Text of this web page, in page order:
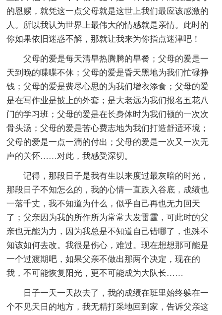
的恩赐，就凭这一点父母就是这世上我们最应该感激的
人。所以我认为世界上最伟大的情感就是亲情。此时的
你如果依旧迷惑不解，那就让我来为你指点迷津吧！
父母的爱是每天清早热腾腾的早餐；父母的爱是一
天到晚的喋喋不休；父母的爱是昏天黑地为我们忙碌挣
钱；父母的爱是费尽心思的为我们增衣添食；父母的爱
是在写作业是披上的外套；是大老远为我们报名五花八
门的学习班；父母的爱是在长身体时为我们顿的一次次
骨头汤；父母的爱是苦心费志地为我们打造舒适环境；
父母的爱是一点一滴的付出；父母的爱是一次又一次无
声的关怀……对此，我感受深切。
记得，那段日子是我有生以来度过最灰暗的时光，
那段日子不知怎么的，我的心情一直跌入谷底，成绩也
一落千丈，我不知道为什么，似乎自己再也无力回天
了；父亲因为我的所作所为常常大发雷霆，可此时的父
亲也无能为力，因为我总是不知道自己错哪了，也殊不
知该如何去改。我很是伤心，难过。现在想想那可能是
一个过渡期吧，如果父亲不做出那两个决定，现在的
我，不可能恢复阳光，更不可能成为大队长……
日子一天一天故去了，我的成绩在班里始终躲在一
个不见天日的地方，我无精打采地回到家，告诉父亲这